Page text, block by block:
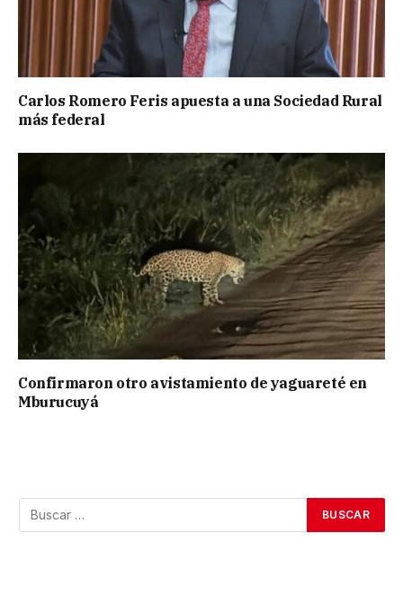
Carlos Romero Feris apuesta a una Sociedad Rural
más federal
Confirmaron otro avistamiento de yaguareté en
Mburucuyá